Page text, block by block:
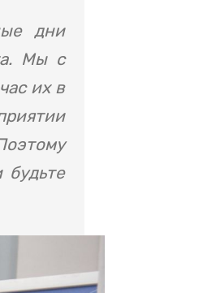
дни
Мы с
их в
будьте